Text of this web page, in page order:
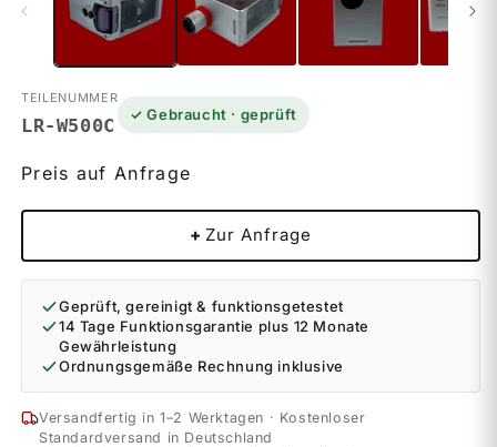
TEILENUMMER
LR-W500C ✓ Gebraucht · geprüft
Preis auf Anfrage
+ Zur Anfrage
Geprüft, gereinigt & funktionsgetestet
14 Tage Funktionsgarantie plus 12 Monate
Gewährleistung
Ordnungsgemäße Rechnung inklusive
Versandfertig in 1–2 Werktagen · Kostenloser
Standardversand in Deutschland